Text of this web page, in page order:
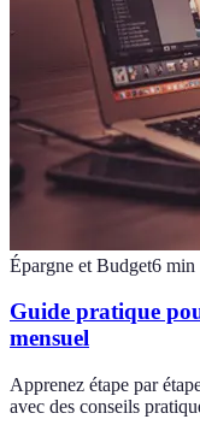
Épargne et Budget6 min
Guide pratique
mensuel
Apprenez étape par
avec des conseils